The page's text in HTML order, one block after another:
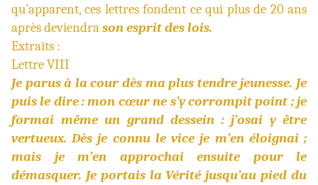
qu’apparent, ces lettres fondent ce qui plus de 20 ans
après deviendrason esprit des lois.
Extraits :
Lettre VIII
Je parus à la cour dès ma plus tendre jeunesse. Je
puis le dire : mon cœur ne s’y corrompit point ; je
formai même un grand dessein : j’osai y être
vertueux. Dès je connu le vice je m’en éloignai ;
mais je m’en approchai ensuite pour le
démasquer. Je portais la Vérité jusqu’au pied du